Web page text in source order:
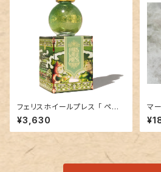
フェリスホイールプレス 「 ペイ
ンズオブペリドット ( THE FERR
ITALES COLLECTION）」／2
0mlインク／ラメ入り
¥3,630
マ
ペ